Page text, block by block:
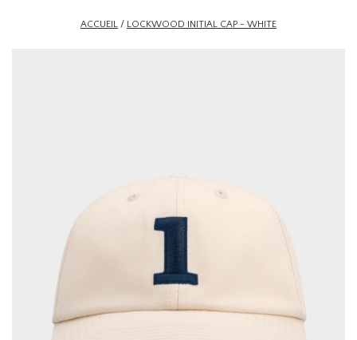
HOMEWARE
MARQUES
ACCUEIL / LOCKWOOD INITIAL CAP - WHITE